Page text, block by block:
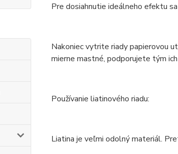
Pre dosiahnutie ideálneho efektu
Nakoniec vytrite riady papierovou
mierne mastné, podporujete tým
Používanie liatinového riadu:
Liatina je veľmi odolný materiál.